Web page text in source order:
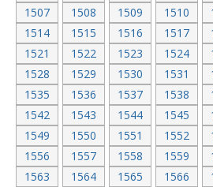
1507
1508 1509 1510
1514
1515 1516 1517
1521
1522 1523 1524
1528
1529 1530 1531
1535
1536 1537 1538
1542
1543 1544 1545
1549
1550 1551 1552
1556
1557 1558 1559
1563
1564 1565 1566